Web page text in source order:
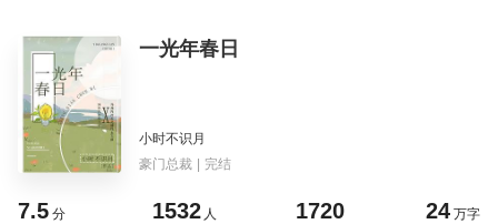
一光年春日
小时不识月
豪门总裁 | 完结
7.5 分
1532 人
1720 24 万字